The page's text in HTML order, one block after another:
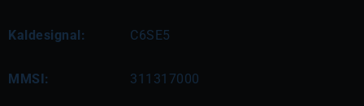
Kaldesignal: C6SE5
MMSI: 311317000